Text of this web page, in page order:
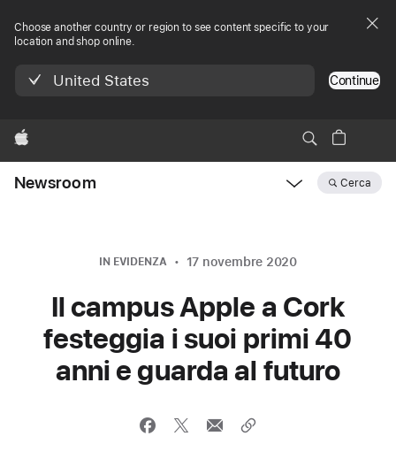
Choose another country or region to see content specific to your
location and shop online.
United States Continue
Apple
Newsroom Cerca
IN EVIDENZA 17 novembre 2020
Il campus Apple a Cork
festeggia i suoi primi 40
anni e guarda al futuro